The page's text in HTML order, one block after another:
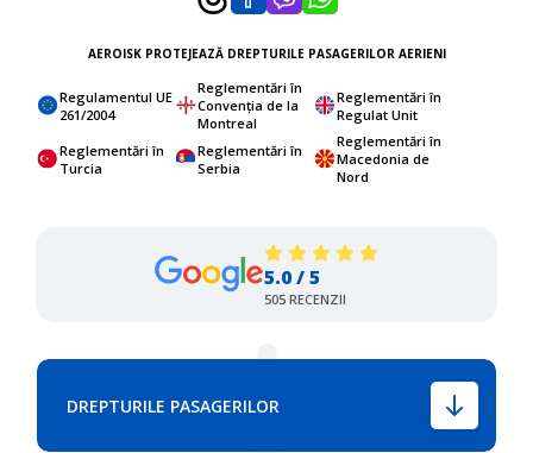
AEROISK PROTEJEAZĂ DREPTURILE PASAGERILOR AERIENI
Regulamentul UE
261/2004
Reglementări în
Convenția de la
Montreal
Reglementări în
Regulat Unit
Reglementări în
Turcia
Reglementări în
Serbia
Reglementări în
Macedonia de
Nord
5.0 / 5
505 RECENZII
DREPTURILE PASAGERILOR